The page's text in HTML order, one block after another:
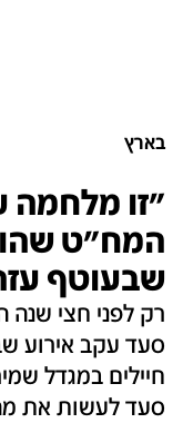
בארץ
"זו מלחמה
המח"ט
שבעוטף עזה ב-7
רק לפני חצי
סעד עקב אירוע
חיילים במגדל
סעד לעשות את